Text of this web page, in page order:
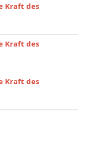
Kraft des
Kraft des
Kraft des